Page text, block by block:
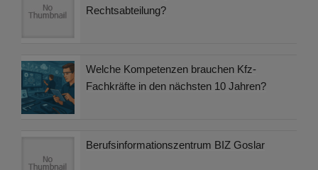
Rechtsabteilung?
Welche Kompetenzen brauchen Kfz-
Fachkräfte in den nächsten 10 Jahren?
Berufsinformationszentrum BIZ Goslar